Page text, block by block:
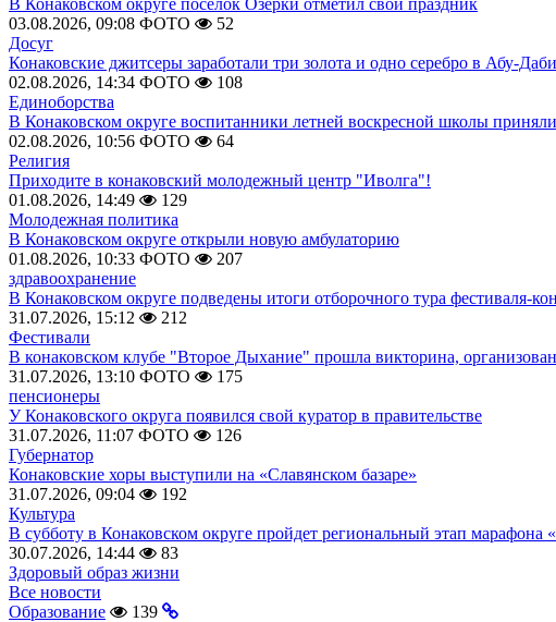
В Конаковском округе поселок Озерки отметил свой праздник
03.08.2026, 09:08 ФОТО
52
Досуг
Конаковские джитсеры заработали три золота и одно серебро в Абу-Даби
02.08.2026, 14:34 ФОТО
108
Единоборства
В Конаковском округе воспитанники летней воскресной школы
02.08.2026, 10:56 ФОТО
64
Религия
Приходите в конаковский молодежный центр "Иволга"!
01.08.2026, 14:49
129
Молодежная политика
В Конаковском округе открыли новую амбулаторию
01.08.2026, 10:33 ФОТО
207
здравоохранение
В Конаковском округе подведены итоги отборочного тура фестиваля-
31.07.2026, 15:12
212
Фестивали
В конаковском клубе "Второе Дыхание" прошла викторина,
31.07.2026, 13:10 ФОТО
175
пенсионеры
У Конаковского округа появился свой куратор в правительстве
31.07.2026, 11:07 ФОТО
126
Губернатор
Конаковские хоры выступили на «Славянском базаре»
31.07.2026, 09:04
192
Культура
В субботу в Конаковском округе пройдет региональный этап марафона
30.07.2026, 14:44
83
Здоровый образ жизни
Все новости
Образование
139